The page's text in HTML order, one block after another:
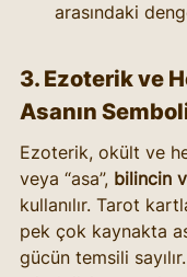
arasındaki
3. Ezoterik ve
Asanın
Ezoterik, okült ve
veya “asa”, bilincin
kullanılır. Tarot
pek çok kaynakta
gücün temsili